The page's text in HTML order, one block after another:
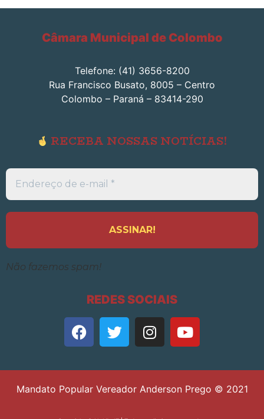
Câmara Municipal de Colombo
Telefone: (41) 3656-8200
Rua Francisco Busato, 8005 – Centro
Colombo – Paraná – 83414-290
RECEBA NOSSAS NOTÍCIAS!
Endereço
de
e-
*
Não fazemos spam!
REDES SOCIAIS
Mandato Popular Vereador Anderson Prego © 2021